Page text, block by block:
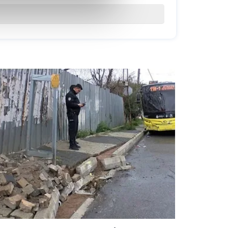
hizmetlerinin sunulması
ve sizlere yönelik
detaylı bilgi için Ayarlar
ve sitemizde ilgili
22:10 22:10